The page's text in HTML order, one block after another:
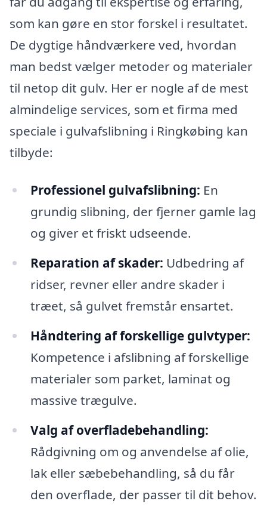
som kan gøre en stor forskel i resultatet.
De dygtige håndværkere ved, hvordan
man bedst vælger metoder og materialer
til netop dit gulv. Her er nogle af de mest
almindelige services, som et firma med
speciale i gulvafslibning i Ringkøbing kan
tilbyde:
Professionel gulvafslibning: En
grundig slibning, der fjerner gamle lag
og giver et friskt udseende.
Reparation af skader: Udbedring af
ridser, revner eller andre skader i
træet, så gulvet fremstår ensartet.
Håndtering af forskellige gulvtyper:
Kompetence i afslibning af forskellige
materialer som parket, laminat og
massive trægulve.
Valg af overfladebehandling:
Rådgivning om og anvendelse af olie,
lak eller sæbebehandling, så du får
den overflade, der passer til dit behov.